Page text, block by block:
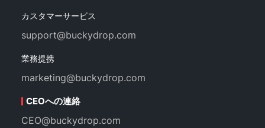
カスタマーサービス
support@buckydrop.com
業務提携
marketing@buckydrop.com
CEOへの連絡
CEO@buckydrop.com